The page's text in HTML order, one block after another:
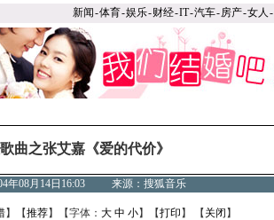
新闻-体育-娱乐-财经-IT-汽车-房产-女人 -
曲之张艾嘉《爱的代价》
年08月14日16:03 来源：搜狐音乐
】【推荐】【字体： 大 中 小】【打印 】 【 关闭 】